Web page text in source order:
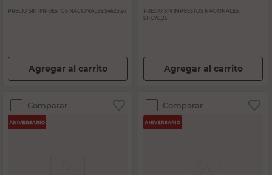
PRECIO SIN IMPUESTOS NACIONALES: $4623,97
Agregar al carrito
PRECIO SIN IMPUESTOS NACIONALES:
$11.070,25
Agregar al carrito
Comparar Comparar